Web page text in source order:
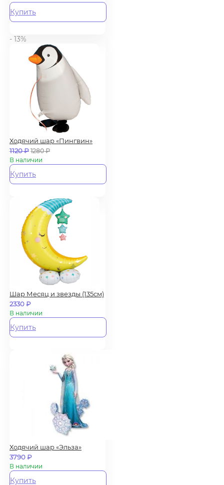
Купить
- 13%
Ходячий шар «Пингвин»
1120₽ 1280₽
В наличии
Купить
Шар Месяц и звезды (135см)
2330₽
В наличии
Купить
Ходячий шар «Эльза»
3790₽
В наличии
Купить